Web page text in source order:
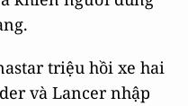
triệu hồi xe hai
và Lancer nhập